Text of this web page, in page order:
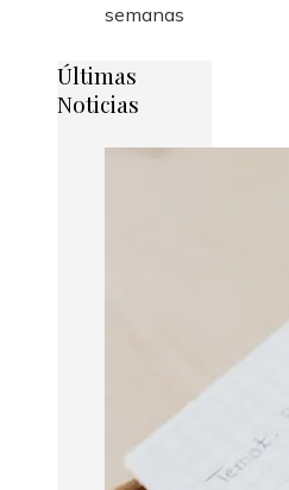
semanas
Últimas
Noticias